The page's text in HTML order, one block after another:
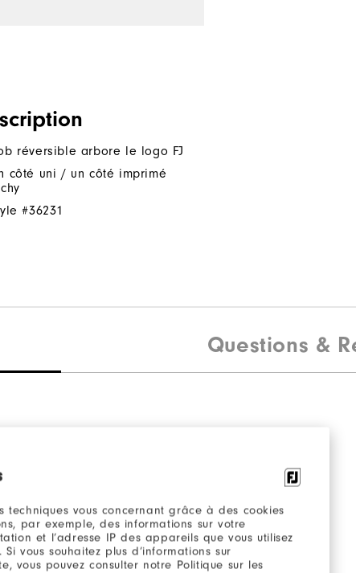
techniques vous concernant grâce à des cookies
par exemple, des informations sur votre
et l’adresse IP des appareils que vous utilisez
vous souhaitez plus d’informations sur
vous pouvez consulter notre Politique sur les
réversible arbore le logo FJ
côté uni / un côté imprimé
#36231
Questions &
to review this product
JE DONNE MON AVIS